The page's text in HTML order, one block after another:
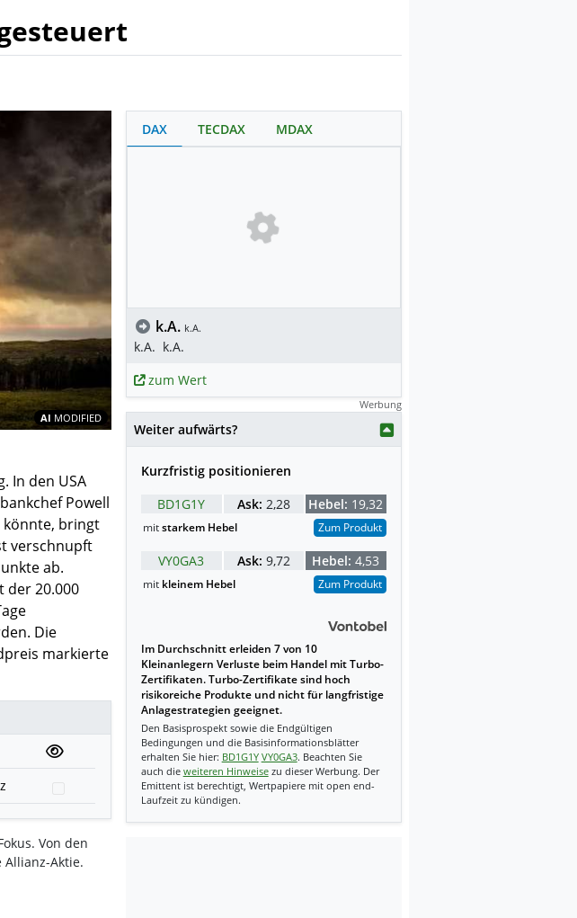
AI MODIFIED Inhalte teilweise mit KI erstellt.
In den USA
Powell
könnte, bringt
verschnupft
ab.
der 20.000
Die
markierte
Von den
Aktie.
DAX TECDAX MDAX
k.A. k.A.
k.A. k.A.
zum Wert
Werbung
Weiter aufwärts?
Kurzfristig positionieren
BD1G1Y
Ask: 2,28 Hebel: 19,32
mitstarkem Hebel Zum Produkt
VY0GA3 Ask: 9,72 Hebel: 4,53
mit kleinem Hebel Zum Produkt
Im Durchschnitt erleiden 7 von 10
Kleinanlegern Verluste beim Handel mit Turbo-
Zertifikaten. Turbo-Zertifikate sind hoch
risikoreiche Produkte und nicht für langfristige
Anlagestrategien geeignet.
Den Basisprospekt sowie die Endgültigen
Bedingungen und die Basisinformationsblätter
erhalten Sie hier: BD1G1Y VY0GA3. Beachten Sie
auch die weiteren Hinweisezu dieser Werbung. Der
Emittent ist berechtigt, Wertpapiere mit open end-
Laufzeit zu kündigen.